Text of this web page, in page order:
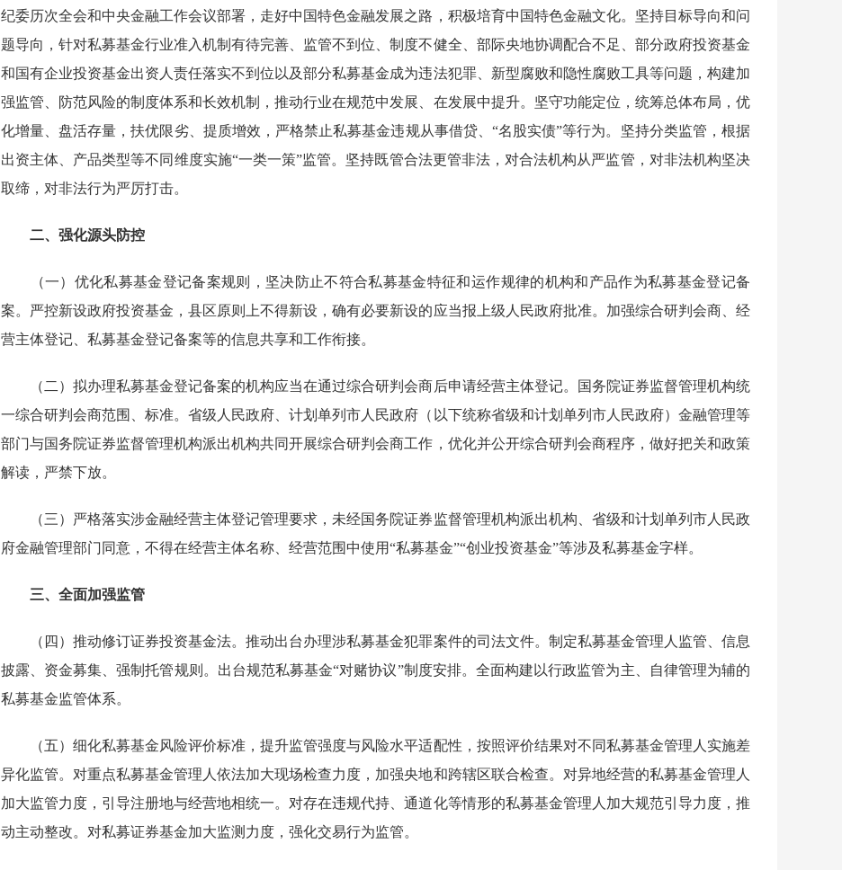
纪委历次全会和中央金融工作会议部署，走好中国特色金融发展之路，积极培育中国特色金融文化。坚持目标导向和问
题导向，针对私募基金行业准入机制有待完善、监管不到位、制度不健全、部际央地协调配合不足、部分政府投资基金
和国有企业投资基金出资人责任落实不到位以及部分私募基金成为违法犯罪、新型腐败和隐性腐败工具等问题，构建加
强监管、防范风险的制度体系和长效机制，推动行业在规范中发展、在发展中提升。坚守功能定位，统筹总体布局，优
化增量、盘活存量，扶优限劣、提质增效，严格禁止私募基金违规从事借贷、“名股实债”等行为。坚持分类监管，根据
出资主体、产品类型等不同维度实施“一类一策”监管。坚持既管合法更管非法，对合法机构从严监管，对非法机构坚决
取缔，对非法行为严厉打击。
二、强化源头防控
（一）优化私募基金登记备案规则，坚决防止不符合私募基金特征和运作规律的机构和产品作为私募基金登记备
案。严控新设政府投资基金，县区原则上不得新设，确有必要新设的应当报上级人民政府批准。加强综合研判会商、经
营主体登记、私募基金登记备案等的信息共享和工作衔接。
（二）拟办理私募基金登记备案的机构应当在通过综合研判会商后申请经营主体登记。国务院证券监督管理机构统
一综合研判会商范围、标准。省级人民政府、计划单列市人民政府（以下统称省级和计划单列市人民政府）金融管理等
部门与国务院证券监督管理机构派出机构共同开展综合研判会商工作，优化并公开综合研判会商程序，做好把关和政策
解读，严禁下放。
（三）严格落实涉金融经营主体登记管理要求，未经国务院证券监督管理机构派出机构、省级和计划单列市人民政
府金融管理部门同意，不得在经营主体名称、经营范围中使用“私募基金”“创业投资基金”等涉及私募基金字样。
三、全面加强监管
（四）推动修订证券投资基金法。推动出台办理涉私募基金犯罪案件的司法文件。制定私募基金管理人监管、信息
披露、资金募集、强制托管规则。出台规范私募基金“对赌协议”制度安排。全面构建以行政监管为主、自律管理为辅的
私募基金监管体系。
（五）细化私募基金风险评价标准，提升监管强度与风险水平适配性，按照评价结果对不同私募基金管理人实施差
异化监管。对重点私募基金管理人依法加大现场检查力度，加强央地和跨辖区联合检查。对异地经营的私募基金管理人
加大监管力度，引导注册地与经营地相统一。对存在违规代持、通道化等情形的私募基金管理人加大规范引导力度，推
动主动整改。对私募证券基金加大监测力度，强化交易行为监管。